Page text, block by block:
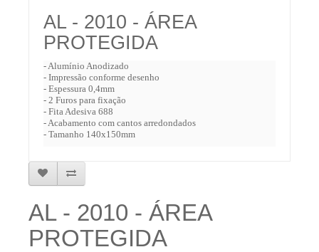
AL - 2010 - ÁREA
PROTEGIDA
- Alumínio Anodizado
- Impressão conforme desenho
- Espessura 0,4mm
- 2 Furos para fixação
- Fita Adesiva 688
- Acabamento com cantos arredondados
- Tamanho 140x150mm
AL - 2010 - ÁREA
PROTEGIDA